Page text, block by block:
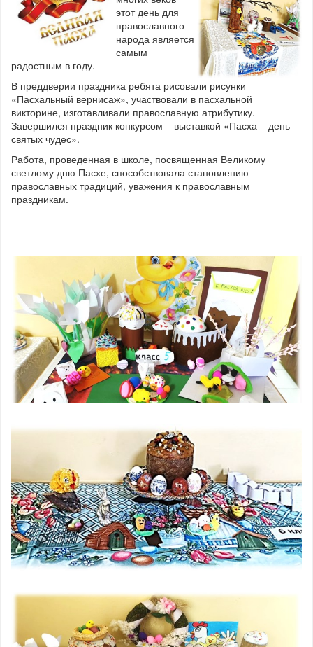
этот день для
православного
народа является
самым
радостным в году.
В преддверии праздника ребята рисовали рисунки
«Пасхальный вернисаж», участвовали в пасхальной
викторине, изготавливали православную атрибутику.
Завершился праздник конкурсом – выставкой «Пасха – день
святых чудес».
Работа, проведенная в школе, посвященная Великому
светлому дню Пасхе, способствовала становлению
православных традиций, уважения к православным
праздникам.